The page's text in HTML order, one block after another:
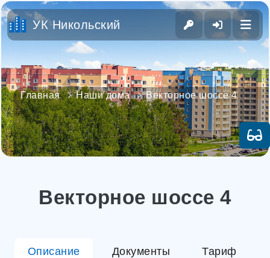
УК Никольский
Главная Наши дома Векторное шоссе 4
Векторное шоссе 4
Описание Документы Тариф